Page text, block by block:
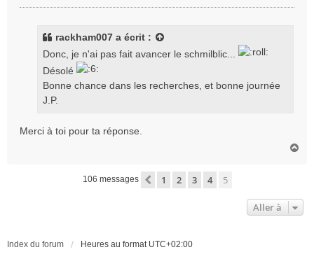
e
rackham007 a écrit :
Donc, je n'ai pas fait avancer le schmilblic...
Désolé
Bonne chance dans les recherches, et bonne journée
J.P.
Merci à toi pour ta réponse.
106 messages Précédente
1 2 3 4 5
Aller à
Index du forum Heures au format UTC+02:00